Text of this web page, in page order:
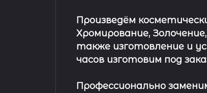
Произведём
Хромирование,
также изготовление и
часов изготовим под
Профессионально